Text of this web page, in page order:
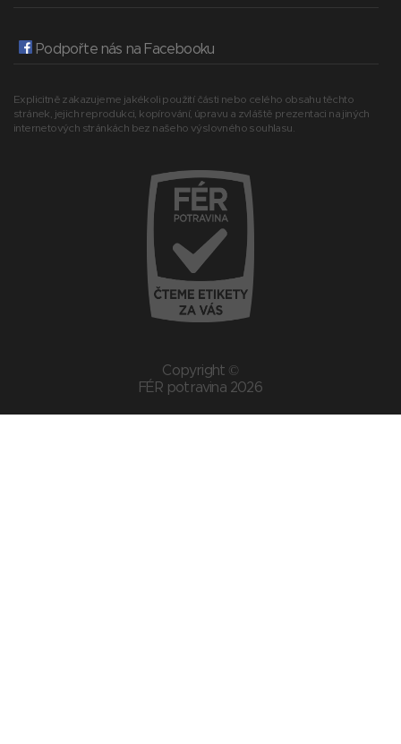
Podpořte nás na Facebooku
Explicitně zakazujeme jakékoli použití části nebo celého obsahu těchto
stránek, jejich reprodukci, kopírování, úpravu a zvláště prezentaci na jiných
internetových stránkách bez našeho výslovného souhlasu.
Copyright ©
FÉR potravina 2026